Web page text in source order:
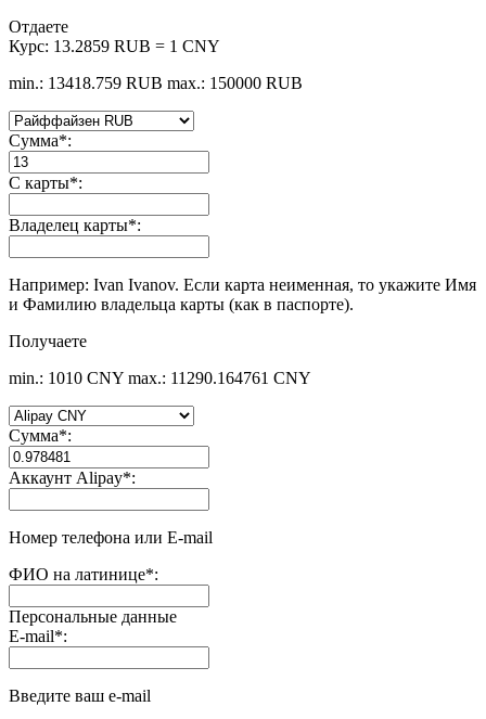
Отдаете
Курс: 13.2859 RUB = 1 CNY
min.: 13418.759 RUB max.: 150000 RUB
Сумма*:
С карты*:
Владелец карты*:
Например: Ivan Ivanov. Если карта неименная, то укажите Имя
и Фамилию владельца карты (как в паспорте).
Получаете
min.: 1010 CNY max.: 11290.164761 CNY
Сумма*:
Аккаунт Alipay*:
Номер телефона или E-mail
ФИО на латинице*:
Персональные данные
E-mail*:
Введите ваш e-mail